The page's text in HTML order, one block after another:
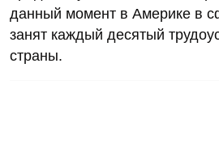
данный момент в Америке в
занят каждый десятый
страны.